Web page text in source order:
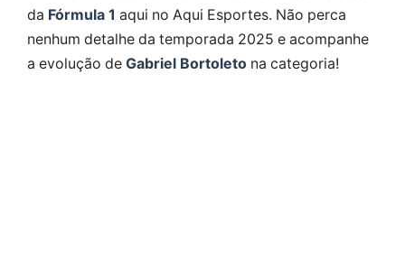
da Fórmula 1 aqui no Aqui Esportes. Não perca
nenhum detalhe da temporada 2025 e acompanhe
a evolução de Gabriel Bortoleto na categoria!